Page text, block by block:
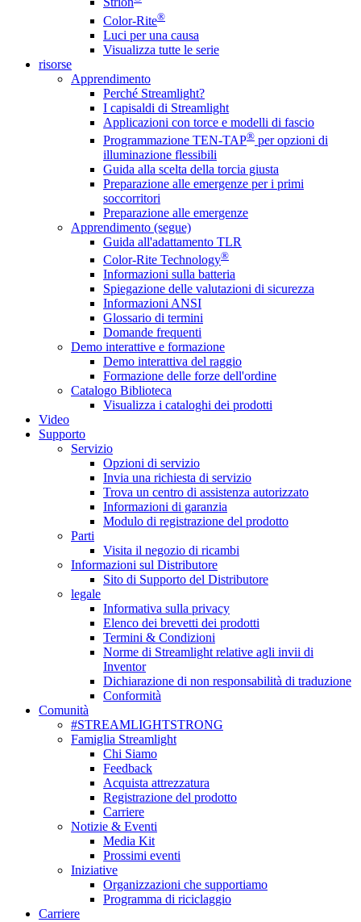
Color-Rite®
Luci per una causa
Visualizza tutte le serie
risorse
Apprendimento
Perché Streamlight?
I capisaldi di Streamlight
Applicazioni con torce e modelli di fascio
Programmazione TEN-TAP® per opzioni di
illuminazione flessibili
Guida alla scelta della torcia giusta
Preparazione alle emergenze per i primi
soccorritori
Preparazione alle emergenze
Apprendimento (segue)
Guida all'adattamento TLR
Color-Rite Technology®
Informazioni sulla batteria
Spiegazione delle valutazioni di sicurezza
Informazioni ANSI
Glossario di termini
Domande frequenti
Demo interattive e formazione
Demo interattiva del raggio
Formazione delle forze dell'ordine
Catalogo Biblioteca
Visualizza i cataloghi dei prodotti
Video
Supporto
Servizio
Opzioni di servizio
Invia una richiesta di servizio
Trova un centro di assistenza autorizzato
Informazioni di garanzia
Modulo di registrazione del prodotto
Parti
Visita il negozio di ricambi
Informazioni sul Distributore
Sito di Supporto del Distributore
legale
Informativa sulla privacy
Elenco dei brevetti dei prodotti
Termini & Condizioni
Norme di Streamlight relative agli invii di
Inventor
Dichiarazione di non responsabilità di traduzione
Conformità
Comunità
#STREAMLIGHTSTRONG
Famiglia Streamlight
Chi Siamo
Feedback
Acquista attrezzatura
Registrazione del prodotto
Carriere
Notizie & Eventi
Media Kit
Prossimi eventi
Iniziative
Organizzazioni che supportiamo
Programma di riciclaggio
Carriere